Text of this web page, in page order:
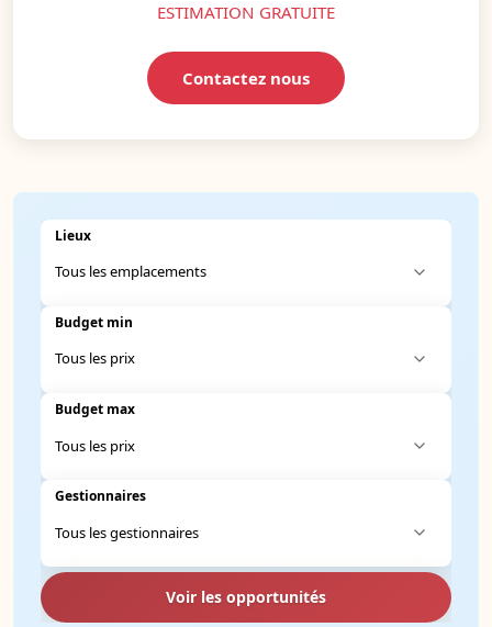
ESTIMATION GRATUITE
Contactez nous
Lieux
Budget min
Budget max
Gestionnaires
Voir les opportunités